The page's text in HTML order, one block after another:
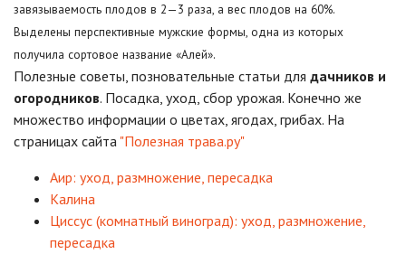
завязываемость плодов в 2—3 раза, а вес плодов на 60%.
Выделены перспективные мужские формы, одна из которых
получила сортовое название «Алей».
Полезные советы, позновательные статьи для дачников и
огородников. Посадка, уход, сбор урожая. Конечно же
множество информации о цветах, ягодах, грибах. На
страницах сайта "Полезная трава.ру"
Аир: уход, размножение, пересадка
Калина
Циссус (комнатный виноград): уход, размножение,
пересадка